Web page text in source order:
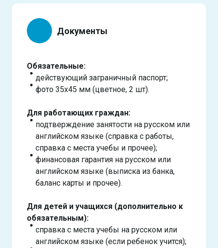
Документы
Обязательные:
действующий заграничный паспорт;
фото 35х45 мм (цветное, 2 шт).
Для работающих граждан:
подтверждение занятости на русском или
английском языке (справка с работы,
справка с места учебы и прочее);
финансовая гарантия на русском или
английском языке (выписка из банка,
баланс карты и прочее).
Для детей и учащихся (дополнительно к
обязательным):
справка с места учебы на русском или
английском языке (если ребенок учится);